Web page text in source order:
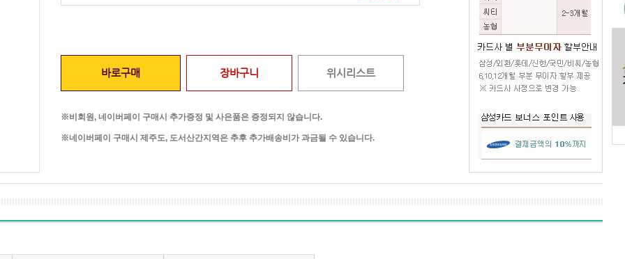
바로구매 장바구니 위시리스트
※비회원, 네이버페이 구매시 추가증정 및 사은품은 증정되지 않습니다.
※네이버페이 구매시 제주도, 도서산간지역은 추후 추가배송비가 과금될 수 있습니다.